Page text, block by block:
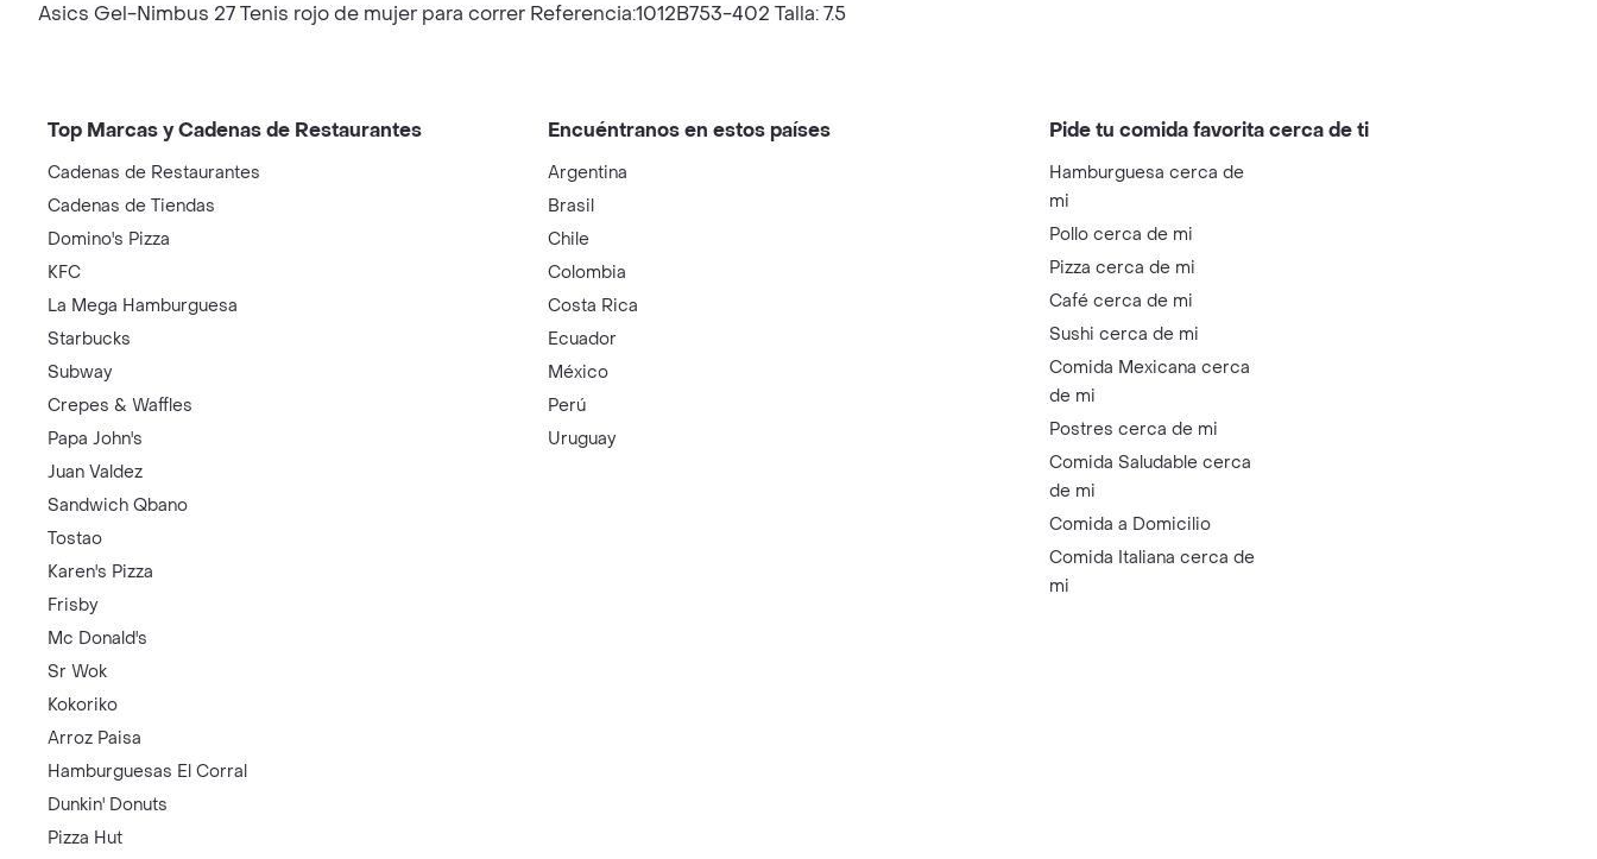
Asics Gel-Nimbus 27 Tenis rojo de mujer para correr Referencia:1012B753-402 Talla: 7.5
Top Marcas y Cadenas de Restaurantes
Cadenas de Restaurantes
Cadenas de Tiendas
Domino's Pizza
KFC
La Mega Hamburguesa
Starbucks
Subway
Crepes & Waffles
Papa John's
Juan Valdez
Sandwich Qbano
Tostao
Karen's Pizza
Frisby
Mc Donald's
Sr Wok
Kokoriko
Arroz Paisa
Hamburguesas El Corral
Dunkin' Donuts
Pizza Hut
Encuéntranos en estos países
Argentina
Brasil
Chile
Colombia
Costa Rica
Ecuador
México
Perú
Uruguay
Pide tu comida favorita cerca de ti
Hamburguesa cerca de
mi
Pollo cerca de mi
Pizza cerca de mi
Café cerca de mi
Sushi cerca de mi
Comida Mexicana cerca
de mi
Postres cerca de mi
Comida Saludable cerca
de mi
Comida a Domicilio
Comida Italiana cerca de
mi